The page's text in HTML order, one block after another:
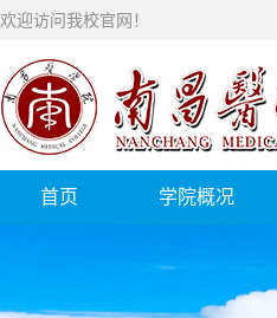
欢迎访问我校官网！
首页 学院概况